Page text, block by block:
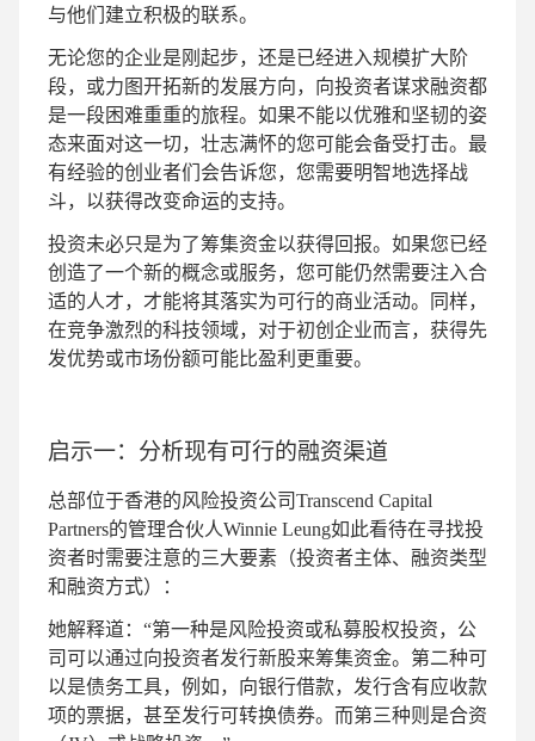
与他们建立积极的联系。
无论您的企业是刚起步，还是已经进入规模扩大阶
段，或力图开拓新的发展方向，向投资者谋求融资都
是一段困难重重的旅程。如果不能以优雅和坚韧的姿
态来面对这一切，壮志满怀的您可能会备受打击。最
有经验的创业者们会告诉您，您需要明智地选择战
斗，以获得改变命运的支持。
投资未必只是为了筹集资金以获得回报。如果您已经
创造了一个新的概念或服务，您可能仍然需要注入合
适的人才，才能将其落实为可行的商业活动。同样，
在竞争激烈的科技领域，对于初创企业而言，获得先
发优势或市场份额可能比盈利更重要。
启示一：分析现有可行的融资渠道
总部位于香港的风险投资公司Transcend Capital
Partners的管理合伙人Winnie Leung如此看待在寻找投
资者时需要注意的三大要素（投资者主体、融资类型
和融资方式）：
她解释道：“第一种是风险投资或私募股权投资，公
司可以通过向投资者发行新股来筹集资金。第二种可
以是债务工具，例如，向银行借款，发行含有应收款
项的票据，甚至发行可转换债券。而第三种则是合资